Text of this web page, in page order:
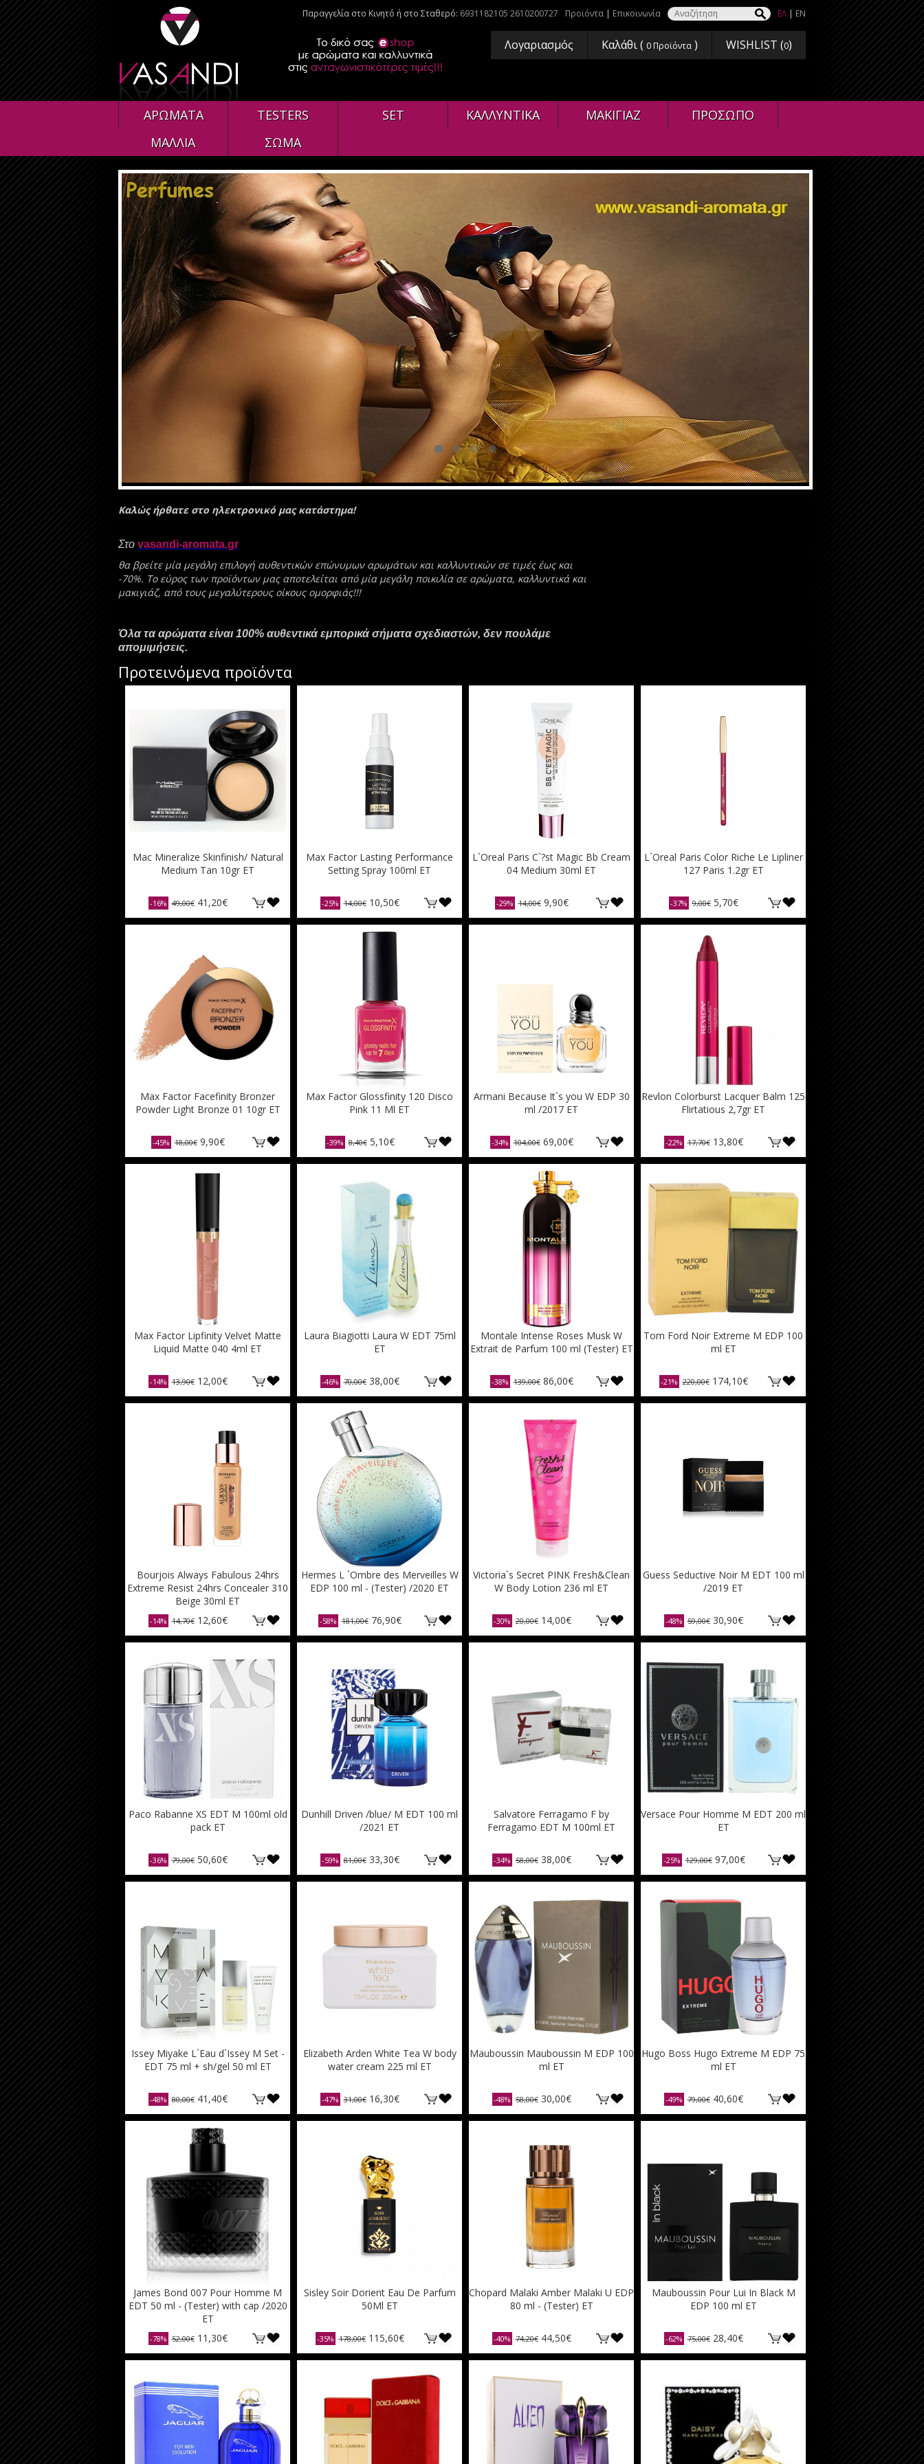
Παραγγελία στο Κινητό ή στο Σταθερό: 6931182105 2610200727 Προϊόντα | Επικοινωνία ΕΛ | EN
Λογαριασμός Καλάθι ( 0 Προϊόντα ) WISHLIST (0)
ΑΡΩΜΑΤΑ TESTERS SET ΚΑΛΛΥΝΤΙΚΑ ΜΑΚΙΓΙΑΖ
ΠΡΟΣΩΠΟ
ΜΑΛΛΙΑ
ΣΩΜΑ
Καλώς ήρθατε στο ηλεκτρονικό μας κατάστημα!
Στο vasandi-aromata.gr
θα βρείτε μία μεγάλη επιλογή αυθεντικών επώνυμων αρωμάτων και καλλυντικών σε τιμές έως και
-70%. Τo εύρος των προϊόντων μας αποτελείται από μία μεγάλη ποικιλία σε αρώματα, καλλυντικά και
μακιγιάζ, από τους μεγαλύτερους οίκους ομορφιάς!!!
Όλα τα αρώματα είναι 100% αυθεντικά εμπορικά σήματα σχεδιαστών, δεν πουλάμε
απομιμήσεις.
Προτεινόμενα προϊόντα
Mac Mineralize Skinfinish/ Natural
Medium Tan 10gr ET
-16% 49,00€ 41,20€
Max Factor Lasting Performance
Setting Spray 100ml ET
-25% 14,00€ 10,50€
L`Oreal Paris C`?st Magic Bb Cream
04 Medium 30ml ET
-29% 14,00€ 9,90€
L`Oreal Paris Color Riche Le Lipliner
127 Paris 1.2gr ET
-37% 9,00€ 5,70€
Max Factor Facefinity Bronzer
Powder Light Bronze 01 10gr ET
-45% 18,00€ 9,90€
Max Factor Glossfinity 120 Disco
Pink 11 Ml ET
-39% 8,40€ 5,10€
Armani Because It`s you W EDP 30
ml /2017 ET
-34% 104,00€ 69,00€
Revlon Colorburst Lacquer Balm 125
Flirtatious 2,7gr ET
-22% 17,70€ 13,80€
Max Factor Lipfinity Velvet Matte
Liquid Matte 040 4ml ET
-14% 13,90€ 12,00€
Laura Biagiotti Laura W EDT 75ml
ΕΤ
-46% 70,00€ 38,00€
Montale Intense Roses Musk W
Extrait de Parfum 100 ml (Tester) ET
-38% 139,00€ 86,00€
Tom Ford Noir Extreme M EDP 100
ml ET
-21% 220,00€ 174,10€
Bourjois Always Fabulous 24hrs
Extreme Resist 24hrs Concealer 310
Beige 30ml ET
-14% 14,70€ 12,60€
Hermes L `Ombre des Merveilles W
EDP 100 ml - (Tester) /2020 ET
-58% 181,00€ 76,90€
Victoria`s Secret PINK Fresh&Clean
W Body Lotion 236 ml ET
-30% 20,00€ 14,00€
Guess Seductive Noir M EDT 100 ml
/2019 ET
-48% 59,00€ 30,90€
Paco Rabanne XS EDT M 100ml old
pack ET
-36% 79,00€ 50,60€
Dunhill Driven /blue/ M EDT 100 ml
/2021 ET
-59% 81,00€ 33,30€
Salvatore Ferragamo F by
Ferragamo EDT M 100ml ET
-34% 58,00€ 38,00€
Versace Pour Homme M EDT 200 ml
ET
-25% 129,00€ 97,00€
Issey Miyake L`Eau d`Issey M Set -
EDT 75 ml + sh/gel 50 ml ET
-48% 80,00€ 41,40€
Elizabeth Arden White Tea W body
water cream 225 ml ET
-47% 31,00€ 16,30€
Mauboussin Mauboussin M EDP 100
ml ET
-48% 58,00€ 30,00€
Hugo Boss Hugo Extreme M EDP 75
ml ET
-49% 79,00€ 40,60€
James Bond 007 Pour Homme M
EDT 50 ml - (Tester) with cap /2020
ET
-78% 52,00€ 11,30€
Sisley Soir Dorient Eau De Parfum
50Ml ET
-35% 178,00€ 115,60€
Chopard Malaki Amber Malaki U EDP
80 ml - (Tester) ET
-40% 74,20€ 44,50€
Mauboussin Pour Lui In Black M
EDP 100 ml ET
-62% 75,00€ 28,40€